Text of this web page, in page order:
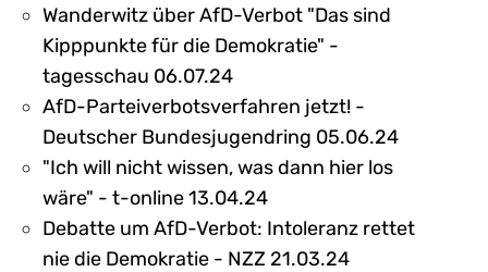
Wanderwitz über AfD-Verbot "Das sind
Kipppunkte für die Demokratie" -
tagesschau 06.07.24
AfD-Parteiverbotsverfahren jetzt! -
Deutscher Bundesjugendring 05.06.24
"Ich will nicht wissen, was dann hier los
wäre" - t-online 13.04.24
Debatte um AfD-Verbot: Intoleranz rettet
nie die Demokratie - NZZ 21.03.24